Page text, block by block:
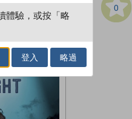
0
體驗，或按「略
登入 略過